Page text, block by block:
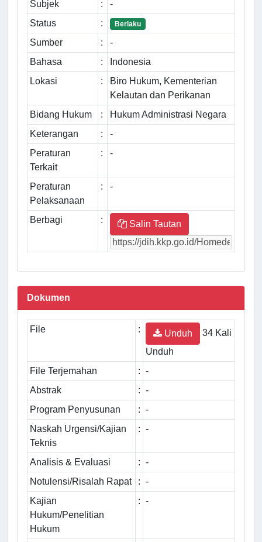
Subjek :
-
Status
: Berlaku
Sumber :
-
Bahasa
:
Indonesia
Lokasi
:
Biro Hukum, Kementerian
Kelautan dan Perikanan
Bidang Hukum
:
Hukum Administrasi Negara
Keterangan
:
-
Peraturan
Terkait
: -
Peraturan
Pelaksanaan
: -
Berbagi : Salin Tautan
Dokumen
File : Unduh
34 Kali
Unduh
File Terjemahan
: -
Abstrak
: -
Program Penyusunan
: -
Naskah Urgensi/Kajian
Teknis
: -
Analisis & Evaluasi : -
Notulensi/Risalah Rapat
: -
Kajian
Hukum/Penelitian
Hukum
: -